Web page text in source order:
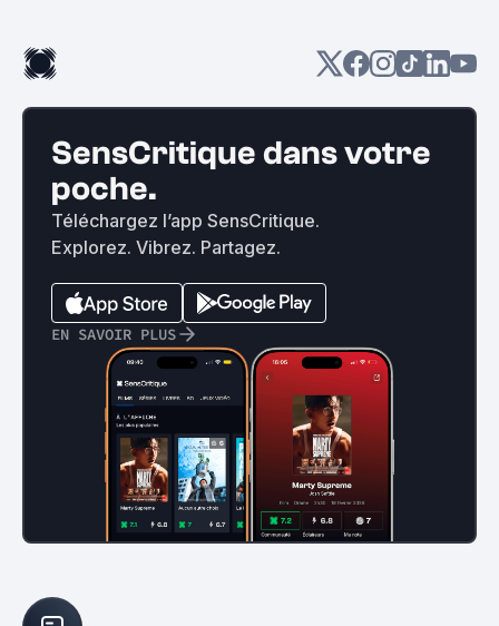
SensCritique dans votre
poche.
Téléchargez l’app SensCritique.
Explorez. Vibrez. Partagez.
EN SAVOIR PLUS